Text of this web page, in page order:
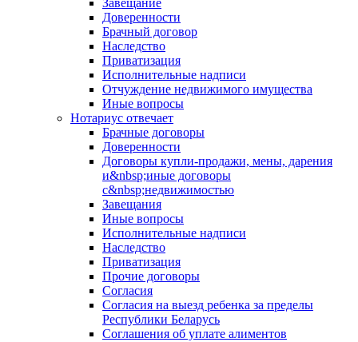
Завещание
Доверенности
Брачный договор
Наследство
Приватизация
Исполнительные надписи
Отчуждение недвижимого имущества
Иные вопросы
Нотариус отвечает
Брачные договоры
Доверенности
Договоры купли-продажи, мены, дарения
и&nbsp;иные договоры
с&nbsp;недвижимостью
Завещания
Иные вопросы
Исполнительные надписи
Наследство
Приватизация
Прочие договоры
Согласия
Согласия на выезд ребенка за пределы
Республики Беларусь
Соглашения об уплате алиментов